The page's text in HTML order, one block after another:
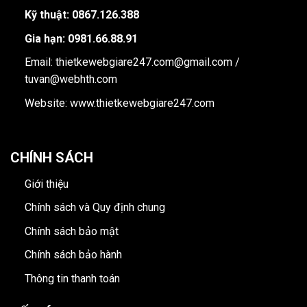
Kỹ thuật: 0867.126.388
Gia hạn: 0981.66.88.91
Email: thietkewebgiare247.com@gmail.com /
tuvan@webhth.com
Website: www.thietkewebgiare247.com
CHÍNH SÁCH
Giới thiệu
Chính sách và Quy định chung
Chính sách bảo mật
Chính sách bảo hành
Thông tin thanh toán